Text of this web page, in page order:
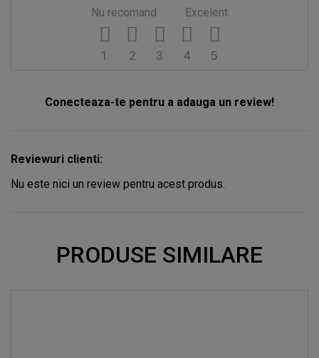
Nu recomand Excelent
5
4
3
2
1
Conecteaza-te pentru a adauga un review!
Reviewuri clienti:
Nu este nici un review pentru acest produs.
PRODUSE SIMILARE